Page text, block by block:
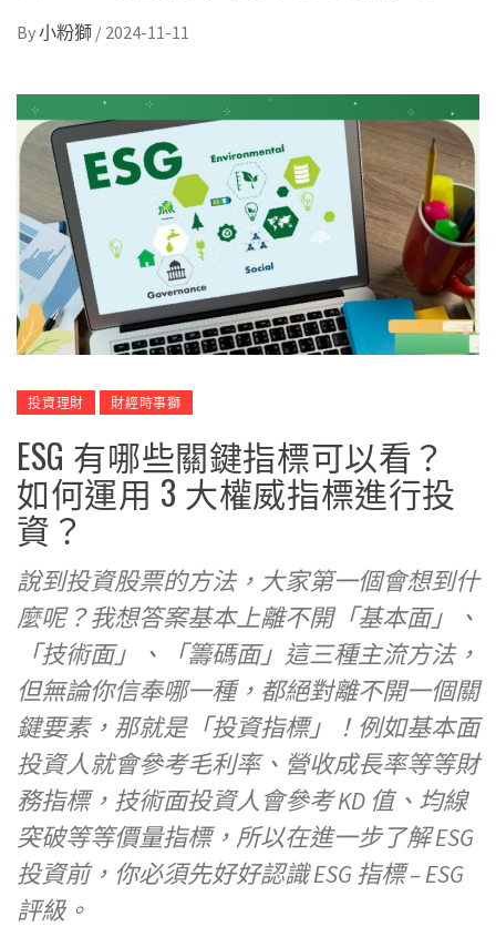
By小粉獅 / 2024-11-11
投資理財 財經時事獅
ESG 有哪些關鍵指標可以看？
如何運用 3 大權威指標進行投
資？
說到投資股票的方法，大家第一個會想到什
麼呢？我想答案基本上離不開「基本面」、
「技術面」、「籌碼面」這三種主流方法，
但無論你信奉哪一種，都絕對離不開一個關
鍵要素，那就是「投資指標」！例如基本面
投資人就會參考毛利率、營收成長率等等財
務指標，技術面投資人會參考 KD 值、均線
突破等等價量指標，所以在進一步了解 ESG
投資前，你必須先好好認識 ESG 指標 – ESG
評級。